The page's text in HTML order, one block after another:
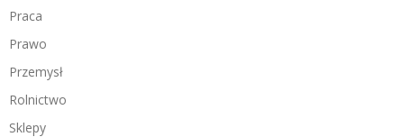
Praca
Prawo
Przemysł
Rolnictwo
Sklepy